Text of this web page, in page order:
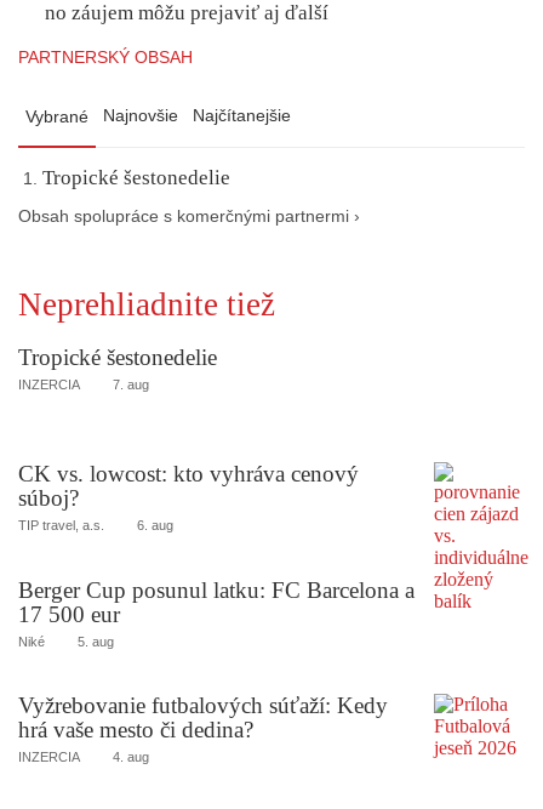
no záujem môžu prejaviť aj ďalší
PARTNERSKÝ OBSAH
Vybrané Najnovšie Najčítanejšie
Tropické šestonedelie
Obsah spolupráce s komerčnými partnermi ›
Neprehliadnite tiež
Tropické šestonedelie
INZERCIA 7. aug
CK vs. lowcost: kto vyhráva cenový
súboj?
TIP travel, a.s. 6. aug
Berger Cup posunul latku: FC Barcelona a
17 500 eur
Niké 5. aug
Vyžrebovanie futbalových súťaží: Kedy
hrá vaše mesto či dedina?
INZERCIA 4. aug